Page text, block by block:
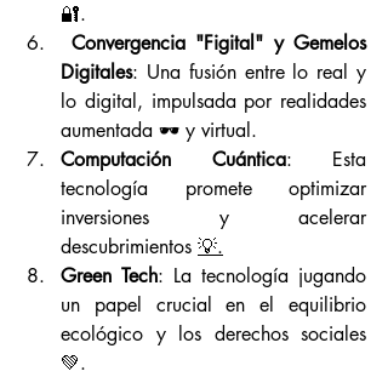
🔐.
Digitales: Una fusión entre lo real y
lo digital, impulsada por realidades
aumentada 🕶️ y virtual.
Computación Cuántica: Esta
tecnología promete optimizar
inversiones y acelerar
descubrimientos 💡.
Green Tech: La tecnología jugando
un papel crucial en el equilibrio
ecológico y los derechos sociales
💚.